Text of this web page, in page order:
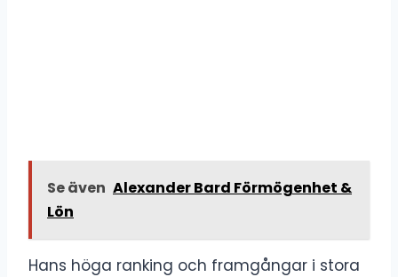
Se även Alexander Bard Förmögenhet &
Lön
Hans höga ranking och framgångar i stora